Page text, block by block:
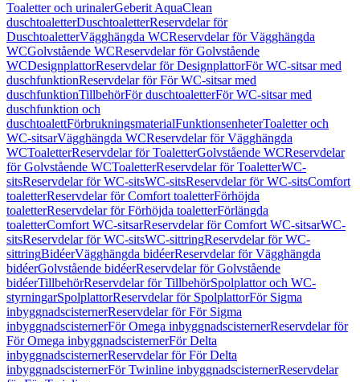
Toaletter och urinalerGeberit AquaClean
duschtoaletterDuschtoaletterReservdelar för
DuschtoaletterVägghängda WCReservdelar för Vägghängda
WCGolvstående WCReservdelar för Golvstående
WCDesignplattorReservdelar för DesignplattorFör WC-sitsar med
duschfunktionReservdelar för För WC-sitsar med
duschfunktionTillbehörFör duschtoaletterFör WC-sitsar med
duschfunktion och
duschtoalettFörbrukningsmaterialFunktionsenheterToaletter och
WC-sitsarVägghängda WCReservdelar för Vägghängda
WCToaletterReservdelar för ToaletterGolvstående WCReservdelar
för Golvstående WCToaletterReservdelar för ToaletterWC-
sitsReservdelar för WC-sitsWC-sitsReservdelar för WC-sitsComfort
toaletterReservdelar för Comfort toaletterFörhöjda
toaletterReservdelar för Förhöjda toaletterFörlängda
toaletterComfort WC-sitsarReservdelar för Comfort WC-sitsarWC-
sitsReservdelar för WC-sitsWC-sittringReservdelar för WC-
sittringBidéerVägghängda bidéerReservdelar för Vägghängda
bidéerGolvstående bidéerReservdelar för Golvstående
bidéerTillbehörReservdelar för TillbehörSpolplattor och WC-
styrningarSpolplattorReservdelar för SpolplattorFör Sigma
inbyggnadscisternerReservdelar för För Sigma
inbyggnadscisternerFör Omega inbyggnadscisternerReservdelar för
För Omega inbyggnadscisternerFör Delta
inbyggnadscisternerReservdelar för För Delta
inbyggnadscisternerFör Twinline inbyggnadscisternerReservdelar